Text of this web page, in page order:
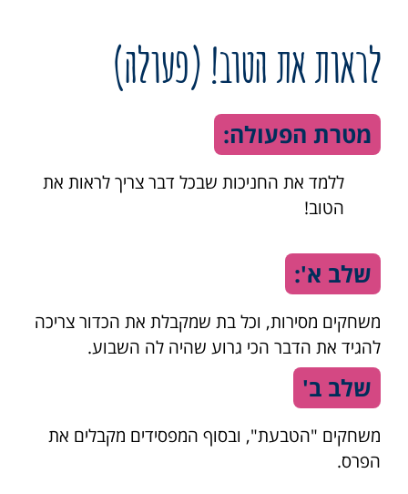
לראות את הטוב! (פעולה)
מטרת הפעולה:
ללמד את החניכות שבכל דבר צריך לראות את
הטוב!
שלב א':
משחקים מסירות, וכל בת שמקבלת את הכדור צריכה
להגיד את הדבר הכי גרוע שהיה לה השבוע.
שלב ב'
משחקים "הטבעת", ובסוף המפסידים מקבלים את
הפרס.